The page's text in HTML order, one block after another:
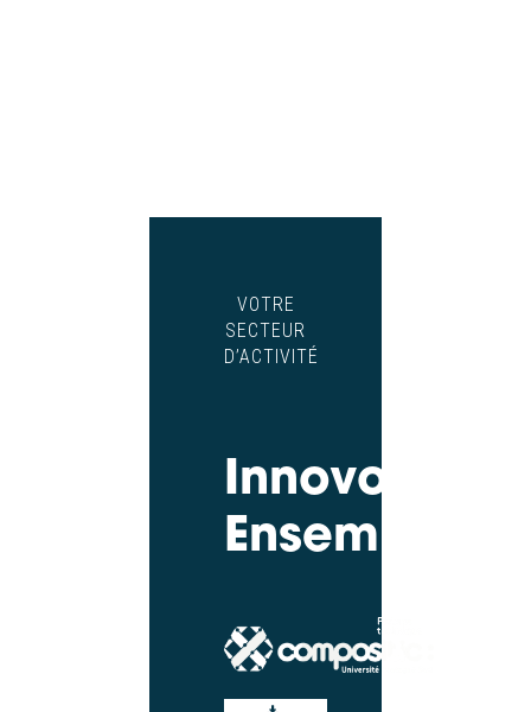
VOTRE
SECTEUR
D’ACTIVITÉ
Innovons
Ensemble